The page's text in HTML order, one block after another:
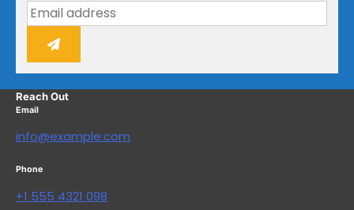
Reach Out
Email
info@example.com
Phone
+1 555 4321 098